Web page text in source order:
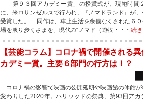
「第９３回アカデミー賞」の授賞式が、現地時間
に、米ロサンゼルスで行われ、『ノマドランド』が
受賞した。 同作は、車上生活を余儀なくされた６０
場を渡り歩くさまを、現代の“ノマド（遊牧・・・ 続
【芸能コラム】コロナ禍で開催される
カデミー賞。主要６部門の行方は！？
コロナ禍の影響で映画の公開延期や映画館の休館
変わりした2020年。ハリウッドの祭典、第93回アカ